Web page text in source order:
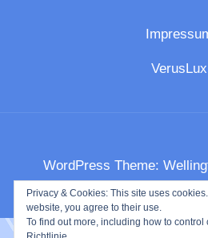
VerusLux
WordPress Theme:
Privacy & Cookies: This site uses
website, you agree to their use.
To find out more, including how to control